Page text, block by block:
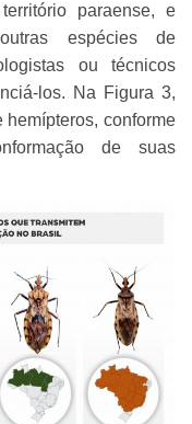
paraense, e
espécies de
ou técnicos
los. Na Figura 3,
conforme
de suas